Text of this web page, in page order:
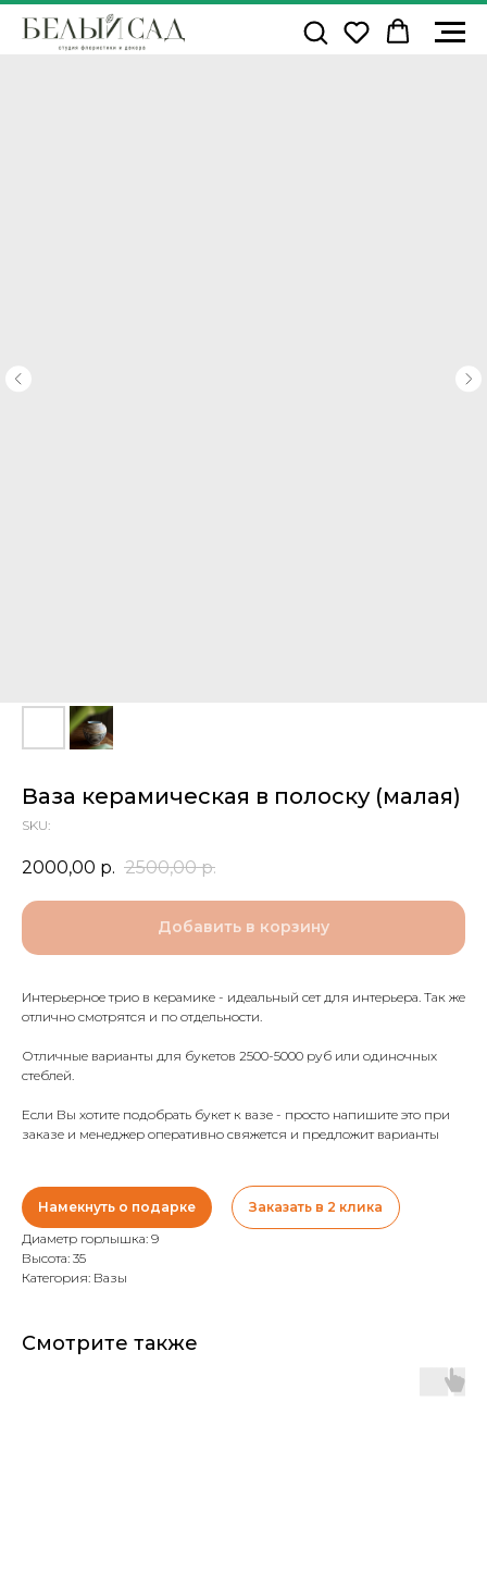
Ваза керамическая в полоску (малая)
SKU:
2000,00 р. 2500,00 р.
Добавить в корзину
Интерьерное трио в керамике - идеальный сет для интерьера. Так же
отлично смотрятся и по отдельности.
Отличные варианты для букетов 2500-5000 руб или одиночных
стеблей.
Если Вы хотите подобрать букет к вазе - просто напишите это при
заказе и менеджер оперативно свяжется и предложит варианты
Намекнуть о подарке
Заказать в 2 клика
Диаметр горлышка: 9
Высота: 35
Категория: Вазы
Смотрите также